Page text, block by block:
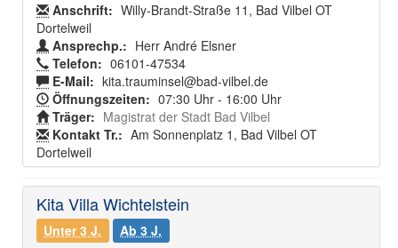
Anschrift: Willy-Brandt-Straße 11, Bad Vilbel OT
Dortelweil
Ansprechp.: Herr André Elsner
Telefon: 06101-47534
E-Mail: kita.trauminsel@bad-vilbel.de
Öffnungszeiten: 07:30 Uhr - 16:00 Uhr
Träger: Magistrat der Stadt Bad Vilbel
Kontakt Tr.: Am Sonnenplatz 1, Bad Vilbel OT
Dortelweil
Kita Villa Wichtelstein
Unter 3 J.
Ab 3 J.